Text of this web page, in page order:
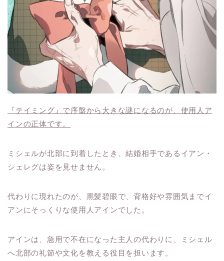
『テイミング』で序盤から大きな謎になるのが、使用人ア
インの正体です。
ミシェルが北部に到着したとき、結婚相手であるイアン・
シェレグは姿を見せません。
代わりに現れたのが、黒髪碧眼で、背格好や雰囲気までイ
アンにそっくりな使用人アインでした。
アインは、急用で不在になった主人の代わりに、ミシェル
へ北部の礼節や文化を教える役目を担います。